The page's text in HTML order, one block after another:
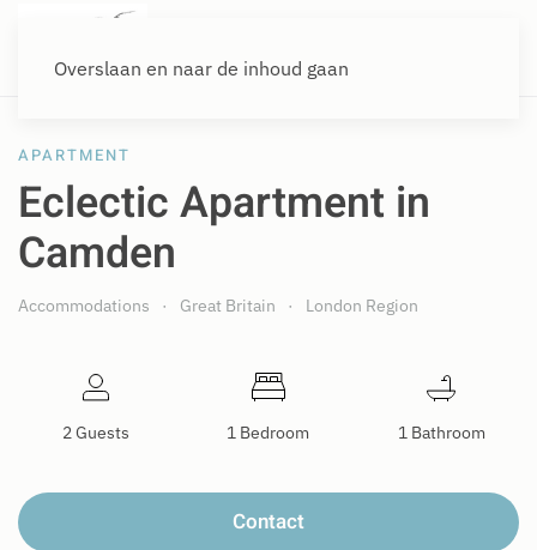
Overslaan en naar de inhoud gaan
APARTMENT
Eclectic Apartment in
Camden
Accommodations Great Britain London Region
2 Guests 1 Bedroom 1 Bathroom
Contact